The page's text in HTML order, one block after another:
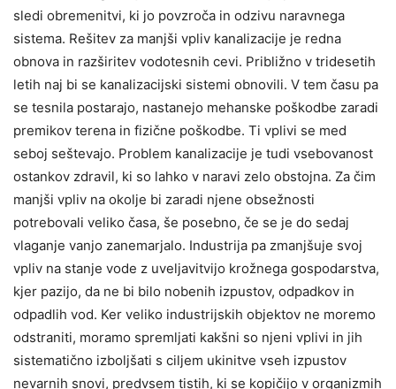
sledi obremenitvi, ki jo povzroča in odzivu naravnega
sistema. Rešitev za manjši vpliv kanalizacije je redna
obnova in razširitev vodotesnih cevi. Približno v tridesetih
letih naj bi se kanalizacijski sistemi obnovili. V tem času pa
se tesnila postarajo, nastanejo mehanske poškodbe zaradi
premikov terena in fizične poškodbe. Ti vplivi se med
seboj seštevajo. Problem kanalizacije je tudi vsebovanost
ostankov zdravil, ki so lahko v naravi zelo obstojna. Za čim
manjši vpliv na okolje bi zaradi njene obsežnosti
potrebovali veliko časa, še posebno, če se je do sedaj
vlaganje vanjo zanemarjalo. Industrija pa zmanjšuje svoj
vpliv na stanje vode z uveljavitvijo krožnega gospodarstva,
kjer pazijo, da ne bi bilo nobenih izpustov, odpadkov in
odpadlih vod. Ker veliko industrijskih objektov ne moremo
odstraniti, moramo spremljati kakšni so njeni vplivi in jih
sistematično izboljšati s ciljem ukinitve vseh izpustov
nevarnih snovi, predvsem tistih, ki se kopičijo v organizmih